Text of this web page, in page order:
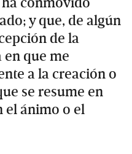
y que, de algún
de la
que me
a la creación o
se resume en
el ánimo o el